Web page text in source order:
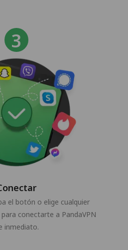
el botón o elige cualquier
conectarte a PandaVPN
inmediato.